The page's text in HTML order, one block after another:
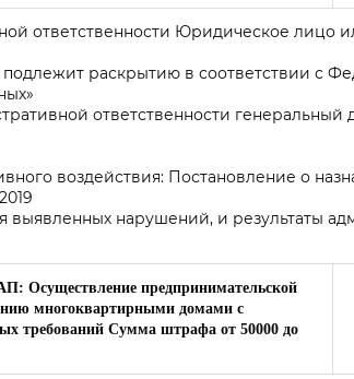
ответственности Юридическое лицо
раскрытию в соответствии с
ответственности генеральный
воздействия: Постановление о
нарушений, и результаты
Осуществление предпринимательской
многоквартирными домами с
требований Сумма штрафа от 50000 до